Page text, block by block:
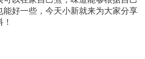
能好一些，今天小新就来为大家分享